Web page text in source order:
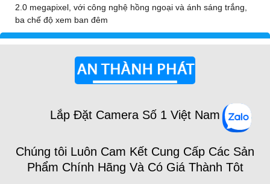
2.0 megapixel, với công nghệ hồng ngoại và ánh sáng trắng,
ba chế độ xem ban đêm
Lắp Đặt Camera Số 1 Việt Nam
Chúng tôi Luôn Cam Kết Cung Cấp Các Sản
Phẩm Chính Hãng Và Có Giá Thành Tôt